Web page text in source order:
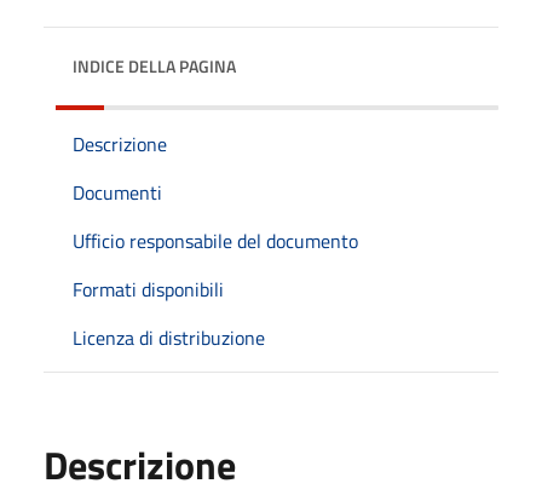
INDICE DELLA PAGINA
Descrizione
Documenti
Ufficio responsabile del documento
Formati disponibili
Licenza di distribuzione
Descrizione